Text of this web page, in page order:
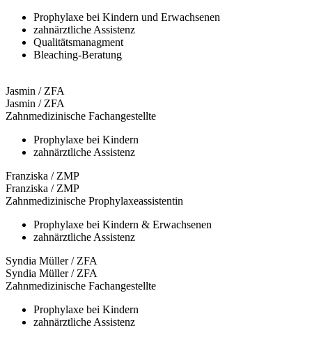
Prophylaxe bei Kindern und Erwachsenen
zahnärztliche Assistenz
Qualitätsmanagment
Bleaching-Beratung
Jasmin / ZFA
Jasmin / ZFA
Zahnmedizinische Fachangestellte
Prophylaxe bei Kindern
zahnärztliche Assistenz
Franziska / ZMP
Franziska / ZMP
Zahnmedizinische Prophylaxeassistentin
Prophylaxe bei Kindern & Erwachsenen
zahnärztliche Assistenz
Syndia Müller / ZFA
Syndia Müller / ZFA
Zahnmedizinische Fachangestellte
Prophylaxe bei Kindern
zahnärztliche Assistenz